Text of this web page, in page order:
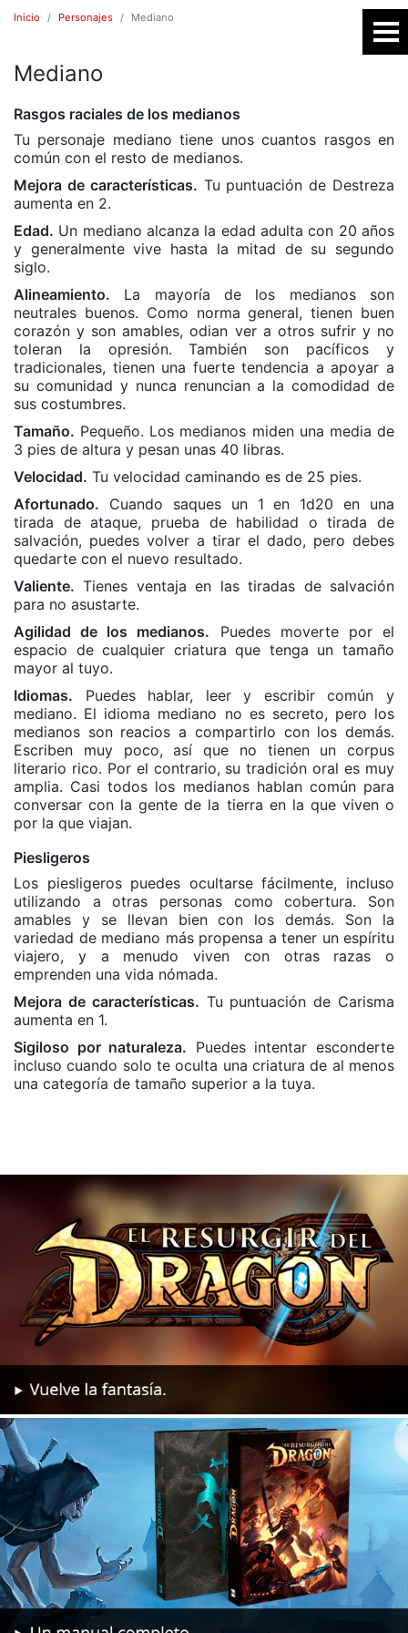
Inicio Personajes Mediano
Mediano
Rasgos raciales de los medianos
Tu personaje mediano tiene unos cuantos rasgos en
común con el resto de medianos.
Mejora de características. Tu puntuación de Destreza
aumenta en 2.
Edad. Un mediano alcanza la edad adulta con 20 años
y generalmente vive hasta la mitad de su segundo
siglo.
Alineamiento. La mayoría de los medianos son
neutrales buenos. Como norma general, tienen buen
corazón y son amables, odian ver a otros sufrir y no
toleran la opresión. También son pacíficos y
tradicionales, tienen una fuerte tendencia a apoyar a
su comunidad y nunca renuncian a la comodidad de
sus costumbres.
Tamaño. Pequeño. Los medianos miden una media de
3 pies de altura y pesan unas 40 libras.
Velocidad. Tu velocidad caminando es de 25 pies.
Afortunado. Cuando saques un 1 en 1d20 en una
tirada de ataque, prueba de habilidad o tirada de
salvación, puedes volver a tirar el dado, pero debes
quedarte con el nuevo resultado.
Valiente. Tienes ventaja en las tiradas de salvación
para no asustarte.
Agilidad de los medianos. Puedes moverte por el
espacio de cualquier criatura que tenga un tamaño
mayor al tuyo.
Idiomas.
Puedes hablar, leer y escribir común y
mediano. El idioma mediano no es secreto, pero los
medianos son reacios a compartirlo con los demás.
Escriben muy poco, así que no tienen un corpus
literario rico. Por el contrario, su tradición oral es muy
amplia. Casi todos los medianos hablan común para
conversar con la gente de la tierra en la que viven o
por la que viajan.
Piesligeros
Los piesligeros puedes ocultarse fácilmente, incluso
utilizando a otras personas como cobertura. Son
amables y se llevan bien con los demás. Son la
variedad de mediano más propensa a tener un espíritu
viajero, y a menudo viven con otras razas o
emprenden una vida nómada.
Mejora de características. Tu puntuación de Carisma
aumenta en 1.
Sigiloso por naturaleza. Puedes intentar esconderte
incluso cuando solo te oculta una criatura de al menos
una categoría de tamaño superior a la tuya.